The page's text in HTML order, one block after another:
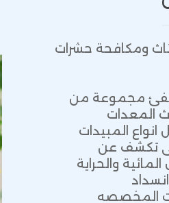
ومكافحة حشرات
مجموعة من
المعدات
انواع المبيدات
تكشف عن
والحراية
المخصصه